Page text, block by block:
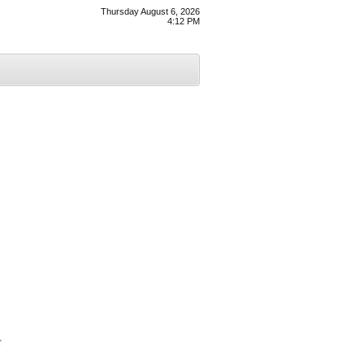
Thursday August 6, 2026
4:12 PM